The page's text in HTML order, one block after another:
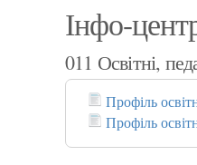
Інфо-
011 Освітні,
Профіль
Профіль